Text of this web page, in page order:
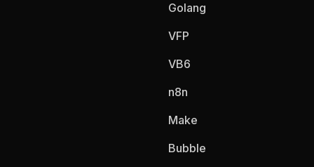
Golang
VFP
VB6
n8n
Make
Bubble